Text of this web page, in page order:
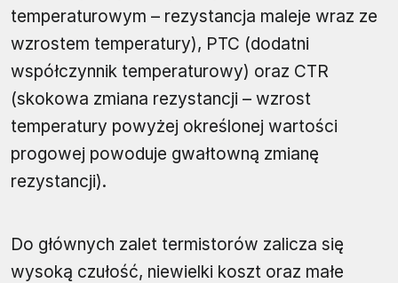
temperaturowym – rezystancja maleje wraz ze
wzrostem temperatury), PTC (dodatni
współczynnik temperaturowy) oraz CTR
(skokowa zmiana rezystancji – wzrost
temperatury powyżej określonej wartości
progowej powoduje gwałtowną zmianę
rezystancji).
Do głównych zalet termistorów zalicza się
wysoką czułość, niewielki koszt oraz małe